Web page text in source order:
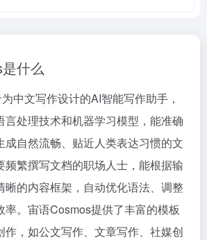
什么
中文写作设计的AI智能写作助手，
言处理技术和机器学习模型，能准确
成自然流畅、贴近人类表达习惯的文
频繁撰写文档的职场人士，能根据输
晰的内容框架，自动优化语法、调整
率。宙语Cosmos提供了丰富的模板
作，如公文写作、文章写作、社媒创